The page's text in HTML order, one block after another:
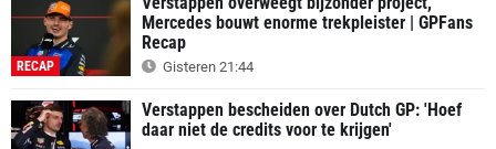
RECAP
Mercedes bouwt enorme trekpleister | GPFans
Recap
Gisteren 21:44
Verstappen bescheiden over Dutch GP: 'Hoef
daar niet de credits voor te krijgen'